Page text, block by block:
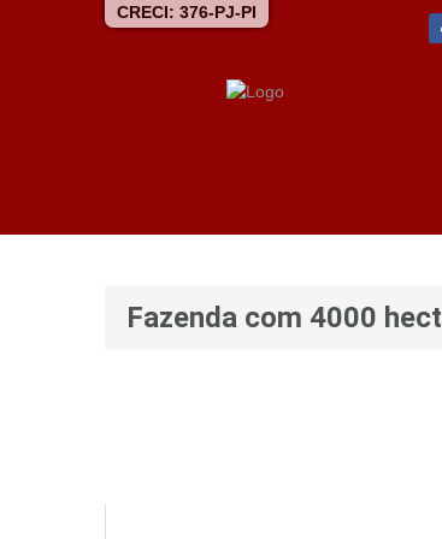
CRECI: 376-PJ-PI
Fazenda com 4000